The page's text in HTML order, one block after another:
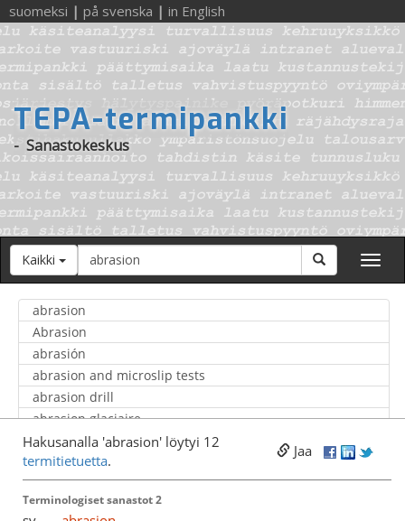
suomeksi | på svenska | in English
TEPA-termipankki
- Sanastokeskus
Kaikki Hakusana Hae